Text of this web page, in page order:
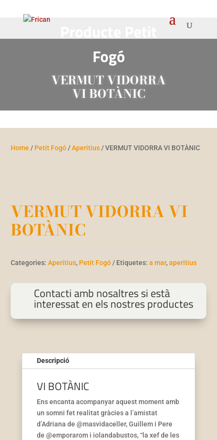
Fogó
VERMUT VIDORRA
VI BOTÀNIC
Home / Petit Fogó /Aperitius / VERMUT VIDORRA VI BOTÀNIC
VERMUT VIDORRA VI
BOTÀNIC
Categories:Aperitius, Petit Fogó Etiquetes:a mar,aperitius
Contacti amb nosaltres si està
interessat en els nostres productes
Descripció
VI BOTÀNIC
Ens encanta acompanyar aquest moment amb
un somni fet realitat gràcies a l’amistat
d’Adriana de @masvidaceller, Guillem i Pere
de @emporarom i iolandabustos, “la xef de les